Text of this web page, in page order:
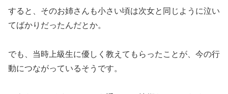
すると、そのお姉さんも小さい頃は次女と同じように泣い
てばかりだったんだとか。
でも、当時上級生に優しく教えてもらったことが、今の行
動につながっているそうです。